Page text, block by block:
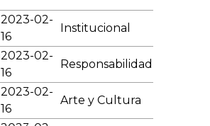
2023-02-
16
Institucional
2023-02-
16
Responsabilidad
2023-02-
16
Arte y Cultura